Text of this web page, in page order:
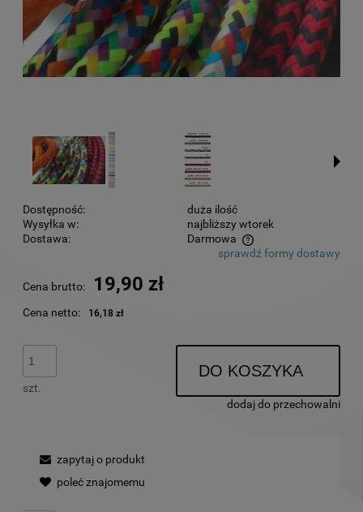
Dostępność:
duża ilość
Wysyłka w:
najbliższy wtorek
Dostawa:
Darmowa
Cena nie zawiera ewentualnych kosztów płatnościsprawdź formy dostawy
Cena brutto: 19,90 zł
Cena netto: 16,18 zł
szt.
DO KOSZYKA
dodaj do przechowalni
zapytaj o produkt
poleć znajomemu